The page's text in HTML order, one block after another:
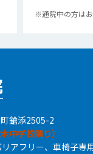
※通院中の方は
鎗添2505-2
中学校隣り）
アフリー、車椅子専用